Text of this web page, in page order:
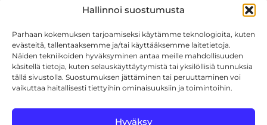
Hallinnoi suostumusta
Parhaan kokemuksen tarjoamiseksi käytämme teknologioita, kuten
evästeitä, tallentaaksemme ja/tai käyttääksemme laitetietoja.
Näiden tekniikoiden hyväksyminen antaa meille mahdollisuuden
käsitellä tietoja, kuten selauskäyttäytymistä tai yksilöllisiä tunnuksia
tällä sivustolla. Suostumuksen jättäminen tai peruuttaminen voi
vaikuttaa haitallisesti tiettyihin ominaisuuksiin ja toimintoihin.
Hyväksy
Oma tili
Maksutavat
Toimitustavat
Usein kysytyt kysymykset
+358 44 270 3795
asiakaspalvelu@toolcat.fi